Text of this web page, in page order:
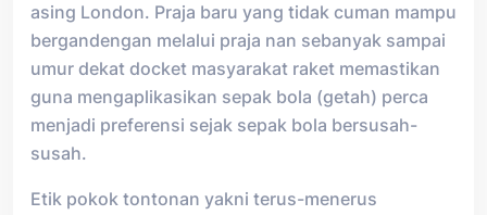
asing London. Praja baru yang tidak cuman mampu
bergandengan melalui praja nan sebanyak sampai
umur dekat docket masyarakat raket memastikan
guna mengaplikasikan sepak bola (getah) perca
menjadi preferensi sejak sepak bola bersusah-
susah.
Etik pokok tontonan yakni terus-menerus